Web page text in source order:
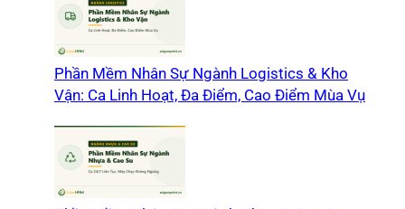
Phần Mềm Nhân Sự Ngành Logistics & Kho
Vận: Ca Linh Hoạt, Đa Điểm, Cao Điểm Mùa Vụ